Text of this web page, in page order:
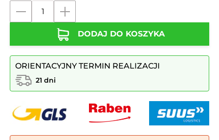
segregacji
KS
HALIA
III
60l
Napisy
folia
DODAJ DO KOSZYKA
ORIENTACYJNY TERMIN REALIZACJI
21 dni